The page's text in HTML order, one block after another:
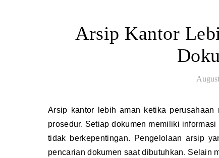
Arsip Kantor
Arsip kantor lebih aman ketika perusahaan menerapkan sistem pengelolaan dokumen yang teratur dan sesuai
prosedur. Setiap dokumen memiliki
tidak berkepentingan. Pengelolaan arsip
pencarian dokumen saat dibutuhkan. Selain